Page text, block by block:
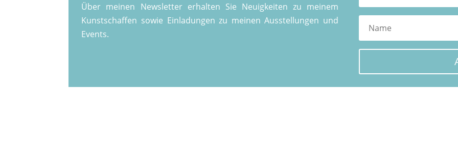
Über meinen Newsletter erhalten Sie Neuigkeiten zu meinem
Kunstschaffen sowie Einladungen zu meinen Ausstellungen und
Events.